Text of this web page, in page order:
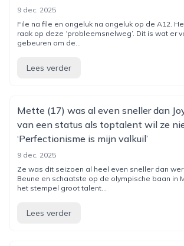
9 dec. 2025
File na file en ongeluk na ongeluk op de A12.
raak op deze ‘probleemsnelweg’. Dit is wat er
gebeuren om de...
Lees verder
Mette (17) was al even sneller dan
van een status als toptalent wil ze
‘Perfectionisme is mijn valkuil’
9 dec. 2025
Ze was dit seizoen al heel even sneller dan
Beune en schaatste op de olympische baan in
het stempel groot talent...
Lees verder